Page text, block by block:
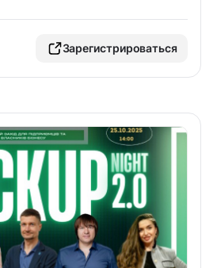
Зарегистрироваться